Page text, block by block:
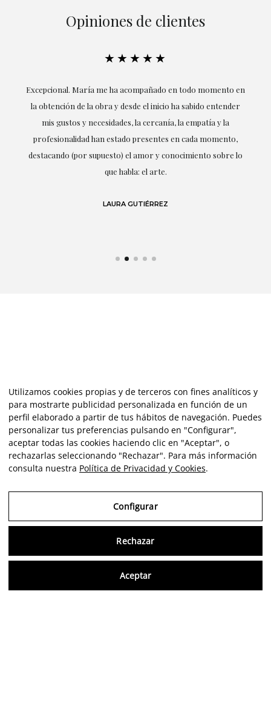
Opiniones de clientes
★★★★★
Excepcional. María me ha acompañado en todo momento en
la obtención de la obra y desde el inicio ha sabido entender
mis gustos y necesidades, la cercanía, la empatía y la
profesionalidad han estado presentes en cada momento,
destacando (por supuesto) el amor y conocimiento sobre lo
que habla: el arte.
LAURA GUTIÉRREZ
Utilizamos cookies propias y de terceros con fines analíticos y
para mostrarte publicidad personalizada en función de un
perfil elaborado a partir de tus hábitos de navegación. Puedes
personalizar tus preferencias pulsando en "Configurar",
aceptar todas las cookies haciendo clic en "Aceptar", o
rechazarlas seleccionando "Rechazar". Para más información
consulta nuestra Política de Privacidad y Cookies.
Configurar
Rechazar
Aceptar